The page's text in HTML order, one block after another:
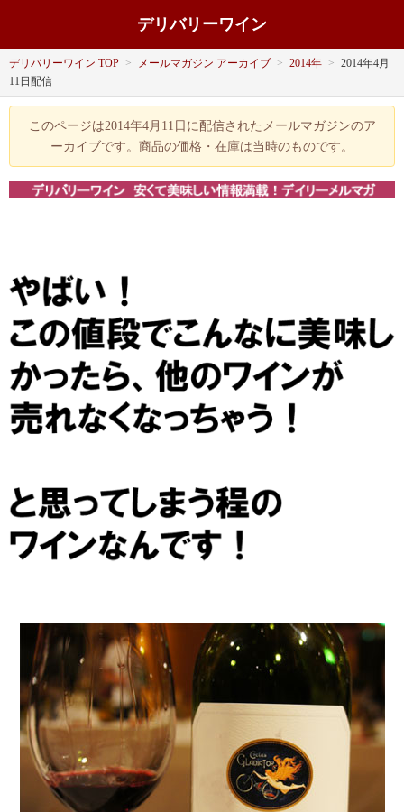
デリバリーワイン
デリバリーワイン TOP > メールマガジン アーカイブ > 2014年 > 2014年4月
11日配信
このページは2014年4月11日に配信されたメールマガジンのア
ーカイブです。商品の価格・在庫は当時のものです。